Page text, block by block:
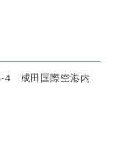
4 成田国際空港内